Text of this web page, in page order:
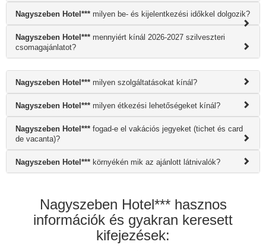
Nagyszeben Hotel*** milyen be- és kijelentkezési időkkel dolgozik?
Nagyszeben Hotel*** mennyiért kínál 2026-2027 szilveszteri
csomagajánlatot?
Nagyszeben Hotel*** milyen szolgáltatásokat kínál?
Nagyszeben Hotel*** milyen étkezési lehetőségeket kínál?
Nagyszeben Hotel*** fogad-e el vakációs jegyeket (tichet és card
de vacanta)?
Nagyszeben Hotel*** környékén mik az ajánlott látnivalók?
Nagyszeben Hotel*** hasznos
információk és gyakran keresett
kifejezések: